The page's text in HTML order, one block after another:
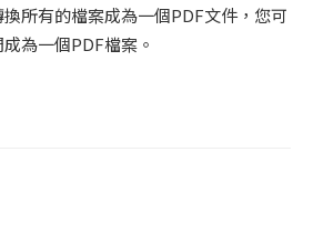
所有的檔案成為一個PDF文件，您可
為一個PDF檔案。